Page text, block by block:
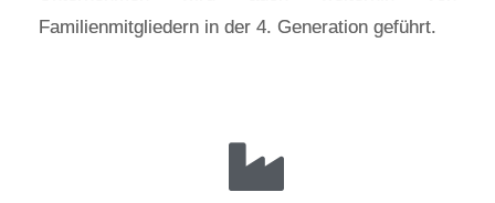
Familienmitgliedern in der 4. Generation geführt.